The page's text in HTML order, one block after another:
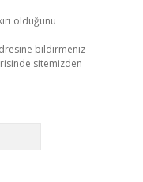
olduğunu
bildirmeniz
sitemizden